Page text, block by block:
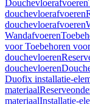
Douchevloerafvoeren
douchevloerafvoeren
douchevloerafvoeren
Wandafvoeren
voor Toebehoren
douchevloeren
douchevloeren
Duofix installatie-
materiaal
materiaalInstallatie-